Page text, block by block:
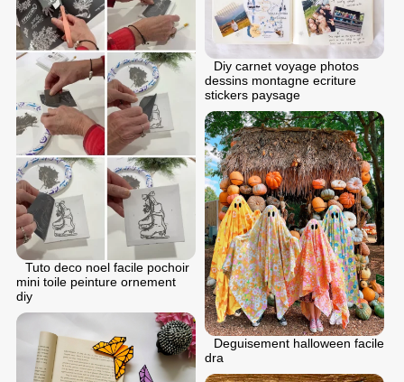
Diy carnet voyage photos
dessins montagne ecriture
stickers paysage
Tuto deco noel facile pochoir
mini toile peinture ornement
diy
Deguisement halloween facile
dra